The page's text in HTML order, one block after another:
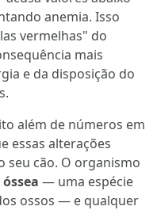
anemia. Isso
vermelhas" do
mais
e da disposição do
além de números em
essas alterações
seu cão. O organismo
— uma espécie
ossos — e qualquer